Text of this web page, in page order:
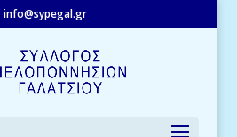
info@sypegal.gr